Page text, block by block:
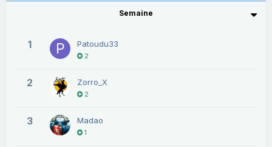
Semaine
1 Patoudu33
2
2 Zorro_X
2
3 Madao
1